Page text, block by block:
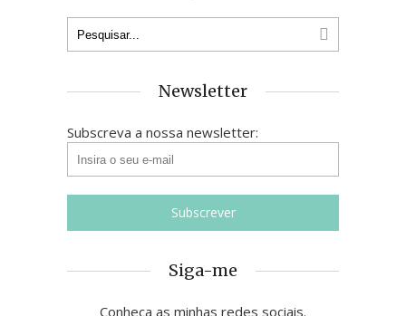
Newsletter
Subscreva a nossa newsletter:
Siga-me
Conheça as minhas redes sociais.